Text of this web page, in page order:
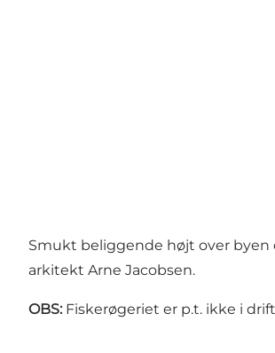
Smukt beliggende højt over
arkitekt Arne Jacobsen.
OBS: Fiskerøgeriet er p.t. ikke i